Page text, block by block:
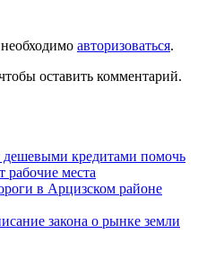
авторизоваться.
оставить комментарий.
дешевыми кредитами помочь
рабочие места
в Арцизском районе
закона о рынке земли